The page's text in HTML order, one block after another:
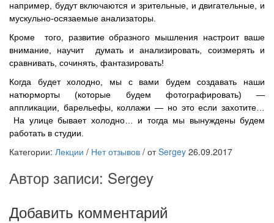
например, будут включаются и зрительные, и двигательные, и
мускульно-осязаемые анализаторы.
Кроме того, развитие образного мышления настроит ваше
внимание, научит думать и анализировать, соизмерять и
сравнивать, сочинять, фантазировать!
Когда будет холодно, мы с вами будем создавать наши
натюрморты (которые будем фотографировать) —
аппликации, барельефы, коллажи — но это если захотите…
На улице бывает холодно… и тогда мы вынуждены будем
работать в студии.
Категории: Лекции / Нет отзывов / отSergey 26.09.2017
Автор записи: Sergey
Добавить комментарий